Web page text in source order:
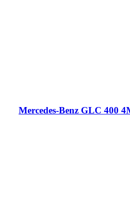
Mercedes-Benz GLC 400